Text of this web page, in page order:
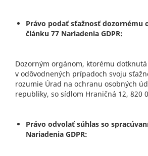
Právo podať sťažnosť dozornému
článku 77 Nariadenia GDPR:
Dozorným orgánom, ktorému dotknutá
v odôvodnených prípadoch svoju
rozumie Úrad na ochranu osobných
republiky, so sídlom Hraničná 12, 820
Právo odvolať súhlas so
Nariadenia GDPR: